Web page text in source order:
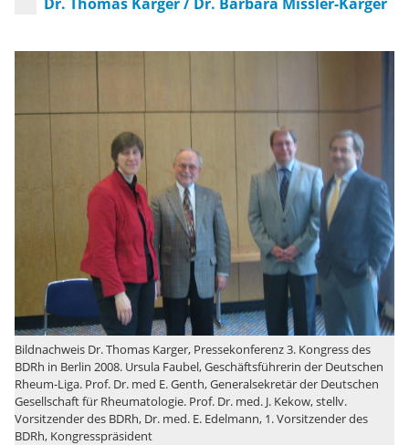
Bildnachweis Dr. Thomas Karger, Pressekonferenz 3. Kongress des
BDRh in Berlin 2008. Ursula Faubel, Geschäftsführerin der Deutschen
Rheum-Liga. Prof. Dr. med E. Genth, Generalsekretär der Deutschen
Gesellschaft für Rheumatologie. Prof. Dr. med. J. Kekow, stellv.
Vorsitzender des BDRh, Dr. med. E. Edelmann, 1. Vorsitzender des
BDRh, Kongresspräsident